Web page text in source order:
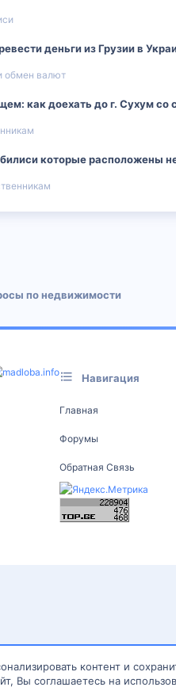
деньги из Грузии в
обмен валют
как доехать до г. Сухум со
которые расположены
по недвижимости
Навигация
Главная
Форумы
Обратная Связь
контент и
Вы соглашаетесь на